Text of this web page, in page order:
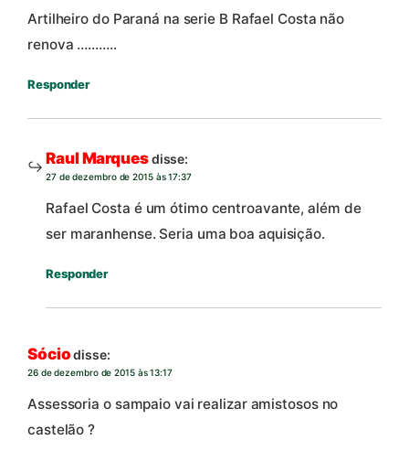
Artilheiro do Paraná na serie B Rafael Costa não
renova ………..
Responder
Raul Marquesdisse:
27 de dezembro de 2015 às 17:37
Rafael Costa é um ótimo centroavante, além de
ser maranhense. Seria uma boa aquisição.
Responder
Sócio disse:
26 de dezembro de 2015 às 13:17
Assessoria o sampaio vai realizar amistosos no
castelão ?